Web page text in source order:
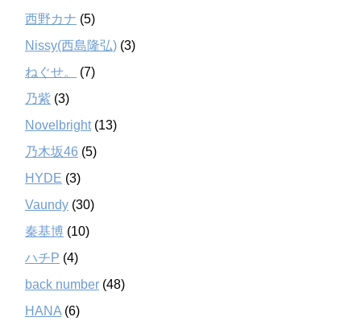
西野カナ (5)
Nissy(西島隆弘) (3)
ねぐせ。
(7)
乃紫 (3)
Novelbright(13)
乃木坂46 (5)
HYDE (3)
Vaundy (30)
秦基博 (10)
ハチP (4)
back number (48)
HANA (6)